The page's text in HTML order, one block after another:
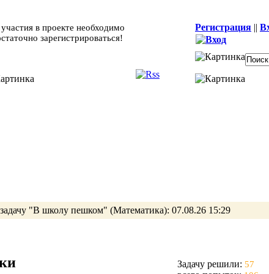
в проекте необходимо
зарегистрироваться!
Регистрация ||
"В школу пешком" (Математика): 07.08.26 15:29
Задачу решили: 57